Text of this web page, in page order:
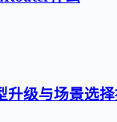
升级与场景选